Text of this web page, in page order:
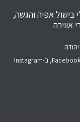
בישול אפיה והגשה,
אווירה
ופתוחה בהתאם לשעות שמתעדכנות מידי שבוע ב-Facebook, ב-Instagram